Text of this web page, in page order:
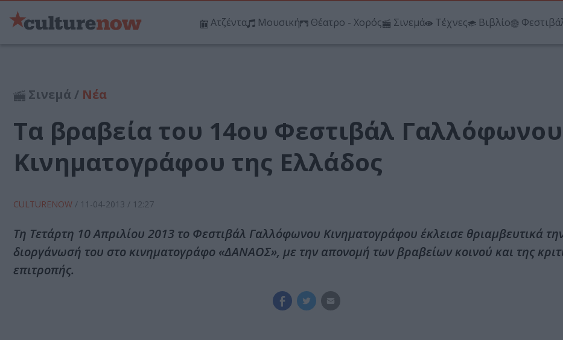
Ατζέντα Μουσική Θέατρο - Χορός Σινεμά Τέχνες Βιβλίο
Σινεμά / Νέα
Τα βραβεία του 14ου Φεστιβάλ Γαλλόφωνου
Κινηματογράφου της Ελλάδος
CULTURENOW / 11-04-2013 / 12:27
Τη Τετάρτη 10 Απριλίου 2013 το Φεστιβάλ Γαλλόφωνου Κινηματογράφου έκλεισε θριαμβευτικά
διοργάνωσή του στο κινηματογράφο «ΔΑΝΑΟΣ», με την απονομή των βραβείων κοινού και της
επιτροπής.